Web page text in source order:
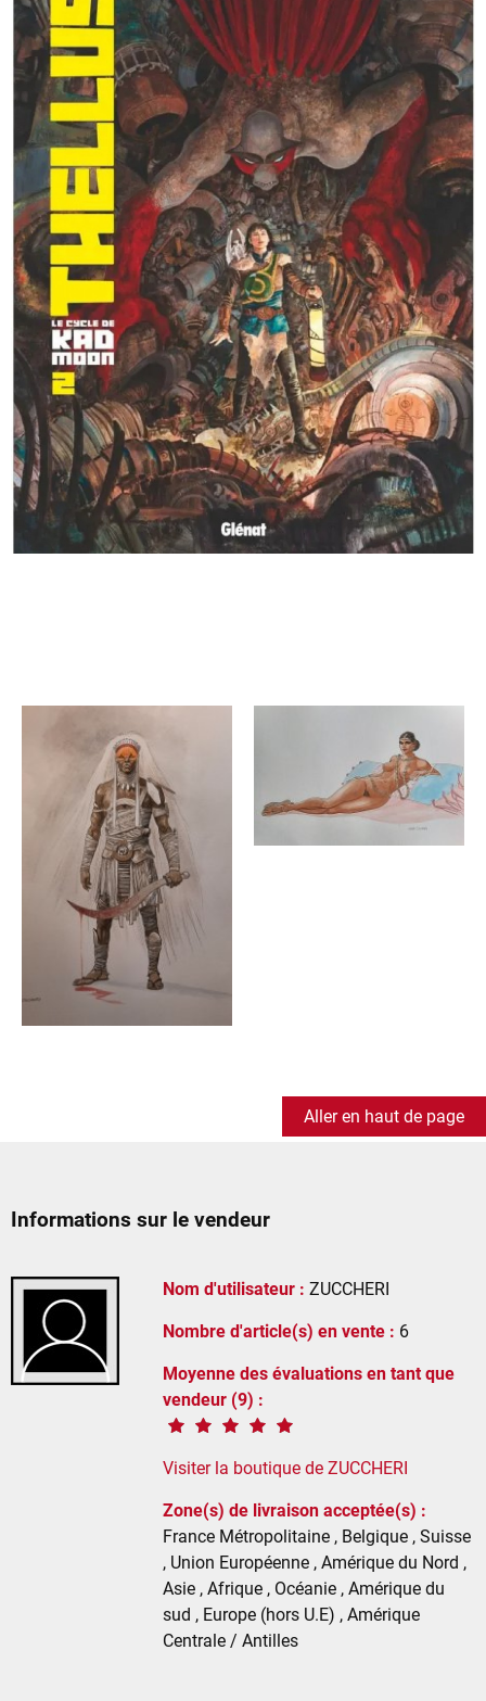
Aller en haut de page
Informations sur le vendeur
Nom d'utilisateur : ZUCCHERI
Nombre d'article(s) en vente : 6
Moyenne des évaluations en tant que
vendeur (9) :
Visiter la boutique de ZUCCHERI
Zone(s) de livraison acceptée(s) :
France Métropolitaine , Belgique , Suisse
, Union Européenne , Amérique du Nord ,
Asie , Afrique , Océanie , Amérique du
sud , Europe (hors U.E) , Amérique
Centrale / Antilles